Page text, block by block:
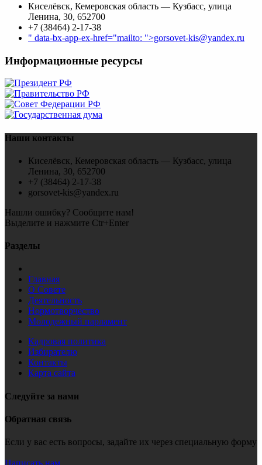
Киселёвск, Кемеровская область — Кузбасс, улица
Ленина, 30, 652700
+7 (38464) 2-17-38
" data-bx-app-ex-href="mailto: ">gorsovet-kis@yandex.ru
Информационные ресурсы
Наши контакты
Киселёвск, Кемеровская область — Кузбасс, улица
Ленина, 30, 652700
+7 (38464) 2-17-38
gorsovet-kis@yandex.ru
Нашли ошибку? Сообщите нам!
Выделите и нажмите Ctr+Enter
Разделы
Главная
О Совете
Деятельность
Нормотворчество
Молодежный парламент
Кадровая политика
Избирателю
Контакты
Карта сайта
Следуйте за нами
Обратная связь
Если у вас есть вопросы, задайте их через специальную форму